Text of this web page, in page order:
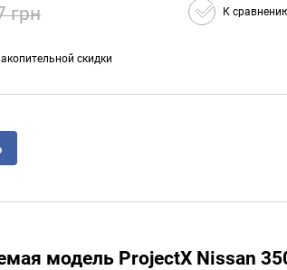
грн К
скидки
модель ProjectX Nissan